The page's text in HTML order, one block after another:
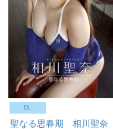
DL
聖なる思春期 相川聖奈